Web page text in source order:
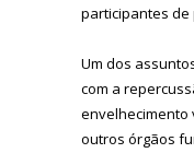
participantes de
Um dos
com a
envelhecimento
outros órgãos